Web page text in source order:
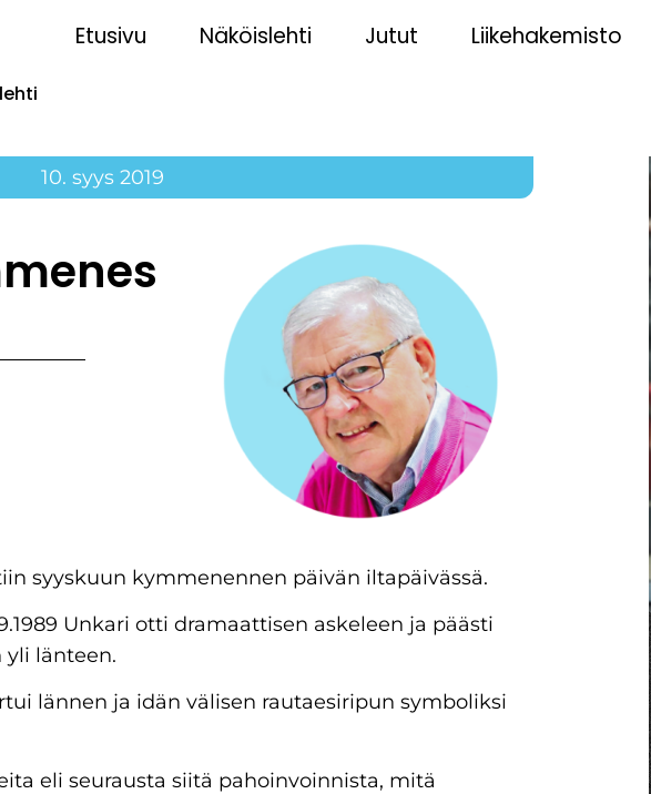
Etusivu Näköislehti Jutut Liikehakemisto
10. syys 2019
syyskuun kymmenennen päivän iltapäivässä.
Unkari otti dramaattisen askeleen ja päästi
yli länteen.
lännen ja idän välisen rautaesiripun symboliksi
eli seurausta siitä pahoinvoinnista, mitä